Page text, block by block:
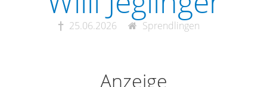
25.06.2026 Sprendlingen
Anzeige